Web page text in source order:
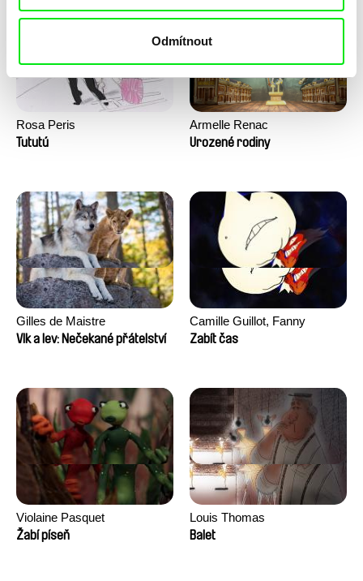
Odmítnout
Rosa Peris
Tututú
Armelle Renac
Urozené rodiny
Gilles de Maistre
Vlk a lev: Nečekané přátelství
Camille Guillot, Fanny
Hagdahl Sörebo, Aleksandra
Valentine Zhang
Zabít čas
Violaine Pasquet
Žabí píseň
Louis Thomas
Balet